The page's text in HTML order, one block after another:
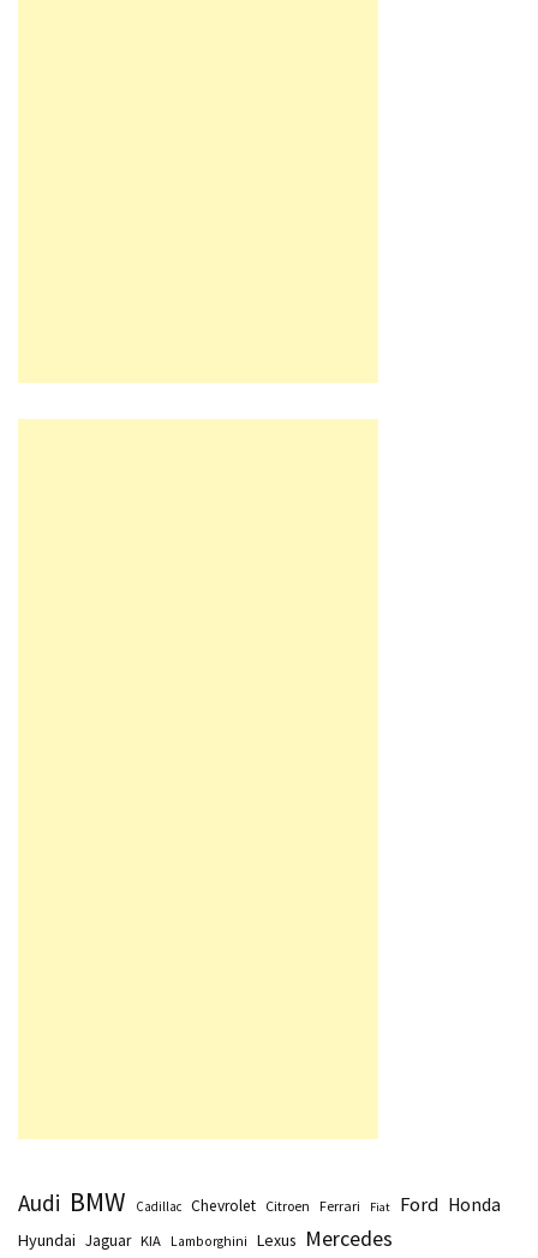
Audi BMW Cadillac Chevrolet Citroen Ferrari Fiat Ford Honda
Hyundai Jaguar KIA Lamborghini Lexus Mercedes